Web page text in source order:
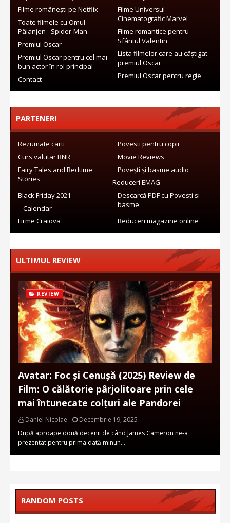
Filme românești pe Netflix
Filme Universul
Cinematografic Marvel
Toate filmele cu Omul
Pâianjen - Spider-Man
Filme romantice pentru
Sfântul Valentin
Premiul Oscar
Lista filmelor care au câștigat
premiul Oscar
Premiul Oscar pentru cel mai
bun actor în rol principal
Premiul Oscar pentru regie
Contact
PARTENERI
Rezumate carti
Povesti pentru copii
Curs valutar BNR
Movie Reviews
Fairy Tales and Bedtime
Stories
Povești și basme audio
Reduceri EMAG
Descarcă PDF cu Povesti si
basme
Black Friday 2021
Calendar
Firme Craiova
Reduceri magazine online
ULTIMUL REVIEW
REVIEW
Avatar: Foc și Cenușă (2025) Review de
Film: O călătorie pârjolitoare prin cele
mai întunecate colțuri ale Pandorei
Daniel Nicolae
Decembrie 19, 2025
După aproape două decenii de când James Cameron ne-a
prezentat pentru prima dată minun…
RANDOM POSTS